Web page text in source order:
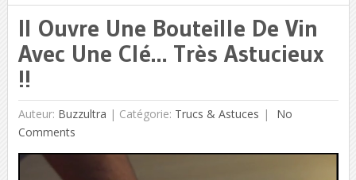
Il Ouvre Une Bouteille De Vin
Avec Une Clé… Très Astucieux
!!
Auteur: Buzzultra | Catégorie: Trucs & Astuces
No
Comments